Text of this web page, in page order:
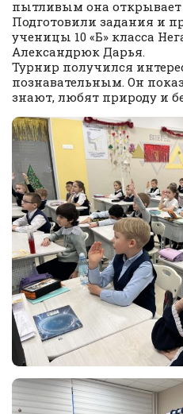
пытливым она
Подготовили задания и
ученицы 10 «Б» класса
Александрюк Дарья.
Турнир получился
познавательным. Он
знают, любят природу и